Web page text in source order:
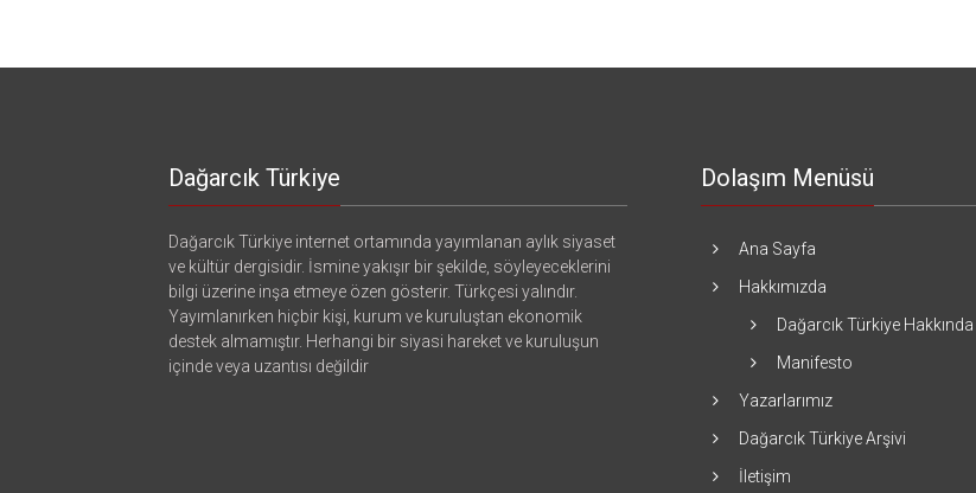
Dağarcık Türkiye
Dağarcık Türkiye internet ortamında yayımlanan aylık siyaset
ve kültür dergisidir. İsmine yakışır bir şekilde, söyleyeceklerini
bilgi üzerine inşa etmeye özen gösterir. Türkçesi yalındır.
Yayımlanırken hiçbir kişi, kurum ve kuruluştan ekonomik
destek almamıştır. Herhangi bir siyasi hareket ve kuruluşun
içinde veya uzantısı değildir
Dolaşım Menüsü
Ana Sayfa
Hakkımızda
Dağarcık Türkiye Hakkında
Manifesto
Yazarlarımız
Dağarcık Türkiye Arşivi
İletişim